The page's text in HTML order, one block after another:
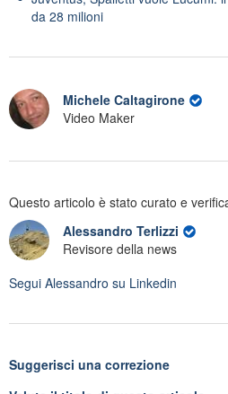
da 28 milioni
Michele Caltagirone
Video Maker
Questo articolo è stato curato e
Alessandro Terlizzi
Revisore della news
Segui Alessandro su Linkedin
Suggerisci una correzione